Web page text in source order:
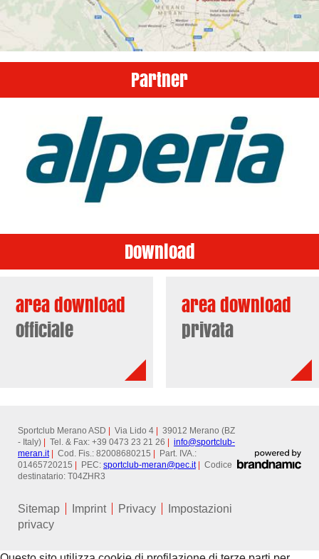
Partner
Download
area download
officiale
area download
privata
Sportclub Merano ASD Via Lido 4
39012 Merano (BZ
- Italy)
Tel. & Fax: +39 0473 23 21 26 info@sportclub-
meran.it
Cod. Fis.: 82008680215
Part. IVA.:
01465720215
PEC: sportclub-meran@pec.it
Codice
destinatario: T04ZHR3
Sitemap Imprint Privacy
Impostazioni
privacy